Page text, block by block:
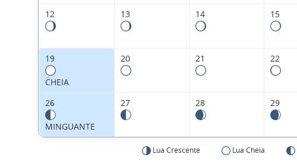
12 13 14 15
19
CHEIA
20 21 22
26
MINGUANTE
27 28 29
Lua Crescente Lua Cheia